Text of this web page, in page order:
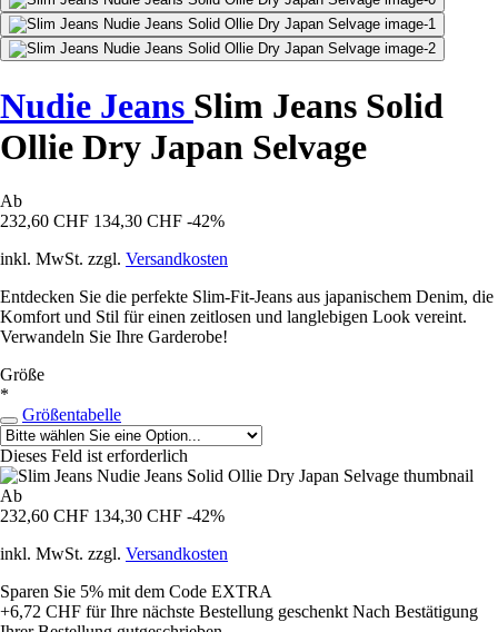
Nudie Jeans Slim Jeans Solid
Ollie Dry Japan Selvage
Ab
232,60 CHF 134,30 CHF -42%
inkl. MwSt. zzgl. Versandkosten
Entdecken Sie die perfekte Slim-Fit-Jeans aus japanischem Denim, die
Komfort und Stil für einen zeitlosen und langlebigen Look vereint.
Verwandeln Sie Ihre Garderobe!
Größe
*
Größentabelle
Dieses Feld ist erforderlich
Ab
232,60 CHF 134,30 CHF -42%
inkl. MwSt. zzgl. Versandkosten
Sparen Sie 5% mit dem Code EXTRA
+6,72 CHF für Ihre nächste Bestellung geschenkt Nach Bestätigung